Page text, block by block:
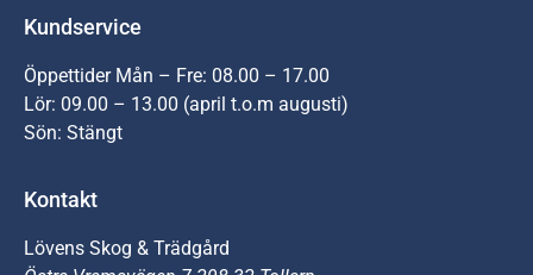
Kundservice
Öppettider Mån – Fre: 08.00 – 17.00
Lör: 09.00 – 13.00 (april t.o.m augusti)
Sön: Stängt
Kontakt
Lövens Skog & Trädgård